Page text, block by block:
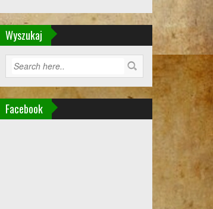
Wyszukaj
Facebook